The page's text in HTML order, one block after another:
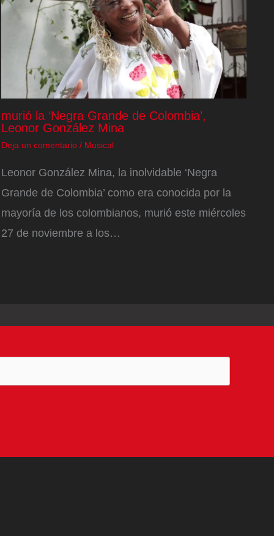
murió la ‘Negra Grande de Colombia’,
Leonor González Mina
Deja un comentario / Musical
Leonor González Mina, la inolvidable ‘Negra
Grande de Colombia’ como era conocida por la
mayoría de los colombianos, murió este miércoles
27 de noviembre a los…